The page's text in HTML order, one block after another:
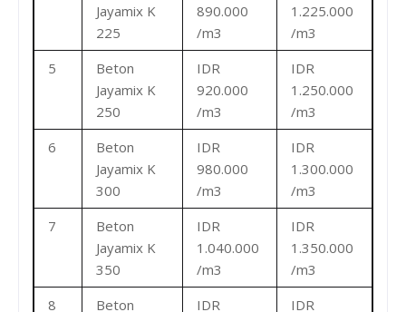
Jayamix K
225
890.000
/m3
1.225.000
/m3
5
Beton
Jayamix K
250
IDR
920.000
/m3
IDR
1.250.000
/m3
6
Beton
Jayamix K
300
IDR
980.000
/m3
IDR
1.300.000
/m3
7
Beton
Jayamix K
350
IDR
1.040.000
/m3
IDR
1.350.000
/m3
8
Beton IDR IDR